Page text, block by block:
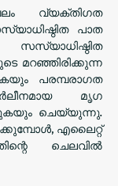
വ്യക്തിഗത
പാത
മറഞ്ഞിരിക്കുന്ന
പരമ്പരാഗത
മൃഗ
ചെയ്യുന്നു.
എലൈറ്റ്
ചെലവിൽ